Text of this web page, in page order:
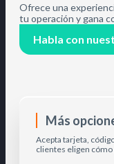
Ofrece una
tu operación y gana
Habla con
Más
Acepta tarjeta,
clientes eligen cómo